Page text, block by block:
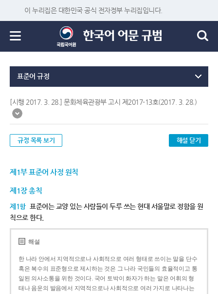
이 누리집은 대한민국 공식 전자정부 누리집입니다.
표준어 규정
[시행 2017. 3. 28.] 문화체육관광부 고시 제2017-13호(2017. 3. 28.)
규정 목록 보기 해설 닫기
제1부 표준어 사정 원칙
제1장 총칙
제1항 표준어는 교양 있는 사람들이 두루 쓰는 현대 서울말로 정함을 원
칙으로 한다.
해설
한 나라 안에서 지역적으로나 사회적으로 여러 형태로 쓰이는 말을 단수
혹은 복수의 표준형으로 제시하는 것은 그 나라 국민들의 효율적이고 통
일된 의사소통을 위한 것이다. 국어 토박이 화자가 하는 말은 어휘의 형
태나 음운의 발음에서 지역적으로나 사회적으로 여러 가지로 나타나는